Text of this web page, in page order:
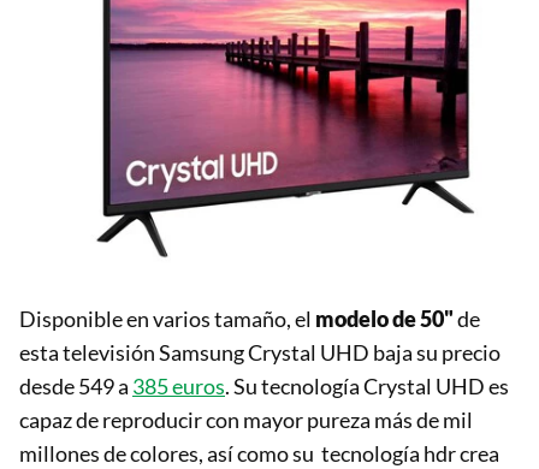
Disponible en varios tamaño, el modelo de 50"de
esta televisión Samsung Crystal UHD baja su precio
desde 549 a 385 euros. Su tecnología Crystal UHD es
capaz de reproducir con mayor pureza más de mil
millones de colores, así como su tecnología hdr crea